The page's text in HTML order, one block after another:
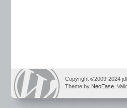
Copyright ©2009-2024
Theme by NeoEase .